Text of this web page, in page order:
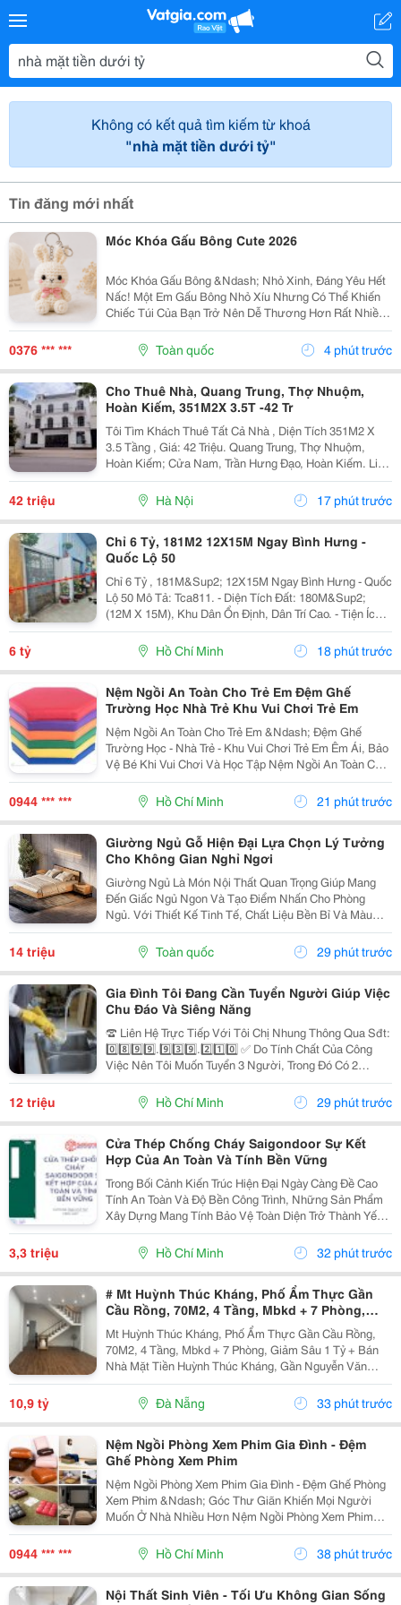
Không có kết quả tìm kiếm từ khoá
"nhà mặt tiền dưới tỷ"
Tin đăng mới nhất
Móc Khóa Gấu Bông Cute 2026
Móc Khóa Gấu Bông &Ndash; Nhỏ Xinh, Đáng Yêu Hết
Nấc! Một Em Gấu Bông Nhỏ Xíu Nhưng Có Thể Khiến
Chiếc Túi Của Bạn Trở Nên Dễ Thương Hơn Rất Nhiều
Móc Khóa Gấu Bông Với Thiết Kế Mềm Mại, Đáng Yêu,
Thích Hợp Để Treo Lên Balo, Túi Xách, Chìa Khóa...
0376 *** *** Toàn quốc 4 phút trước
Cho Thuê Nhà, Quang Trung, Thợ Nhuộm,
Hoàn Kiếm, 351M2X 3.5T -42 Tr
Tôi Tìm Khách Thuê Tất Cả Nhà , Diện Tích 351M2 X
3.5 Tầng , Giá: 42 Triệu. Quang Trung, Thợ Nhuộm,
Hoàn Kiếm; Cửa Nam, Trần Hưng Đạo, Hoàn Kiếm. Liên
Hệ Chủ Nhà: 0947910983 . Vị Trí Gần Ngã Ba, Khu Đông
Dân Cư, Kinh Doanh Sầm Uất, Nhiều Trụ Sở Văn...
42 triệu Hà Nội 17 phút trước
Chỉ 6 Tỷ, 181M2 12X15M Ngay Bình Hưng -
Quốc Lộ 50
Chỉ 6 Tỷ , 181M&Sup2; 12X15M Ngay Bình Hưng - Quốc
Lộ 50 Mô Tả: Tca811. - Diện Tích Đất: 180M&Sup2;
(12M X 15M), Khu Dân Ổn Định, Dân Trí Cao. - Tiện Ích:
Nhà Sát Kdc Đồng Bộ, Cạnh Hxh Văn Tiến Dũng, Kdc
Gia Hoà, Gần Công Viên, Trường Mầm...
6 tỷ Hồ Chí Minh 18 phút trước
Nệm Ngồi An Toàn Cho Trẻ Em Đệm Ghế
Trường Học Nhà Trẻ Khu Vui Chơi Trẻ Em
Nệm Ngồi An Toàn Cho Trẻ Em &Ndash; Đệm Ghế
Trường Học - Nhà Trẻ - Khu Vui Chơi Trẻ Em Êm Ái, Bảo
Vệ Bé Khi Vui Chơi Và Học Tập Nệm Ngồi An Toàn Cho
Trẻ Em Có Lớp Đệm Đàn Hồi, Bề Mặt Mềm, Nhiều Chất
Liệu, Độ Dày Và Kích Thước Để Khách Hàng Dễ Chọn...
0944 *** *** Hồ Chí Minh 21 phút trước
Giường Ngủ Gỗ Hiện Đại Lựa Chọn Lý Tưởng
Cho Không Gian Nghỉ Ngơi
Giường Ngủ Là Món Nội Thất Quan Trọng Giúp Mang
Đến Giấc Ngủ Ngon Và Tạo Điểm Nhấn Cho Phòng
Ngủ. Với Thiết Kế Tinh Tế, Chất Liệu Bền Bỉ Và Màu
Sắc Trang Nhã, Giường Ngủ Gỗ Hiện Đại Ngày Càng
Được Nhiều Gia Đình Lựa Chọn Để Nâng Cao Chất
Lượng Không...
14 triệu Toàn quốc 29 phút trước
Gia Đình Tôi Đang Cần Tuyển Người Giúp Việc
Chu Đáo Và Siêng Năng
☎️ Liên Hệ Trực Tiếp Với Tôi Chị Nhung Thông Qua Sđt:
0️⃣8️⃣9️⃣9️⃣.9️⃣3️⃣9️⃣.2️⃣1️⃣0️⃣ ✅ Do Tính Chất Của Công
Việc Nên Tôi Muốn Tuyển 3 Người, Trong Đó Có 2
Người Làm Việc Tại Nhà Tôi Và 1 Người Làm Tại Nhà
Mẹ Tôi ( Ở Cách Tôi 4 Căn) ✅ Nhà Tôi Thì 1...
12 triệu Hồ Chí Minh 29 phút trước
Cửa Thép Chống Cháy Saigondoor Sự Kết
Hợp Của An Toàn Và Tính Bền Vững
Trong Bối Cảnh Kiến Trúc Hiện Đại Ngày Càng Đề Cao
Tính An Toàn Và Độ Bền Công Trình, Những Sản Phẩm
Xây Dựng Mang Tính Bảo Vệ Toàn Diện Trở Thành Yếu
Tố Trọng Tâm Trong Nhiều Dự Án. Đặc Biệt, Khi Những
Nguy Cơ Cháy Nổ Trong Các Tòa Nhà Cao Tầng, Nhà...
3,3 triệu Hồ Chí Minh 32 phút trước
# Mt Huỳnh Thúc Kháng, Phố Ẩm Thực Gần
Cầu Rồng, 70M2, 4 Tầng, Mbkd + 7 Phòng,
Giảm Sâu 1 Tỷ
Mt Huỳnh Thúc Kháng, Phố Ẩm Thực Gần Cầu Rồng,
70M2, 4 Tầng, Mbkd + 7 Phòng, Giảm Sâu 1 Tỷ + Bán
Nhà Mặt Tiền Huỳnh Thúc Kháng, Gần Nguyễn Văn
Linh, Cầu Rồng, Phố Ẩm Thực Kinh Doanh Dịch Vụ Du
Lịch Nhộn Nhịp Ngày Đêm. + Dt 70M2, Ngang 4.2M, Nở
10,9 tỷ Đà Nẵng 33 phút trước
Nệm Ngồi Phòng Xem Phim Gia Đình - Đệm
Ghế Phòng Xem Phim
Nệm Ngồi Phòng Xem Phim Gia Đình - Đệm Ghế Phòng
Xem Phim &Ndash; Góc Thư Giãn Khiến Mọi Người
Muốn Ở Nhà Nhiều Hơn Nệm Ngồi Phòng Xem Phim
Gia Đình Đệm Ghế Phòng Xem Phim Được Thiết Kế Với
Nhiều Kiểu Dáng, Kích Thước, Độ Dày Và Chất Liệu,
0944 *** *** Hồ Chí Minh 38 phút trước
Nội Thất Sinh Viên - Tối Ưu Không Gian Sống